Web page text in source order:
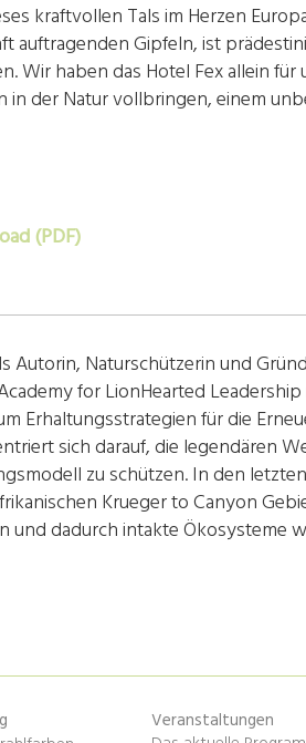
kraftvollen Tals im Herzen
auftragenden Gipfeln, ist
Wir haben das Hotel Fex allein
in der Natur vollbringen, einem
(PDF)
Autorin, Naturschützerin und
for LionHearted
Erhaltungsstrategien für die
sich darauf, die legendären
zu schützen. In den
Krueger to Canyon
und dadurch intakte Ökosysteme
Veranstaltungen